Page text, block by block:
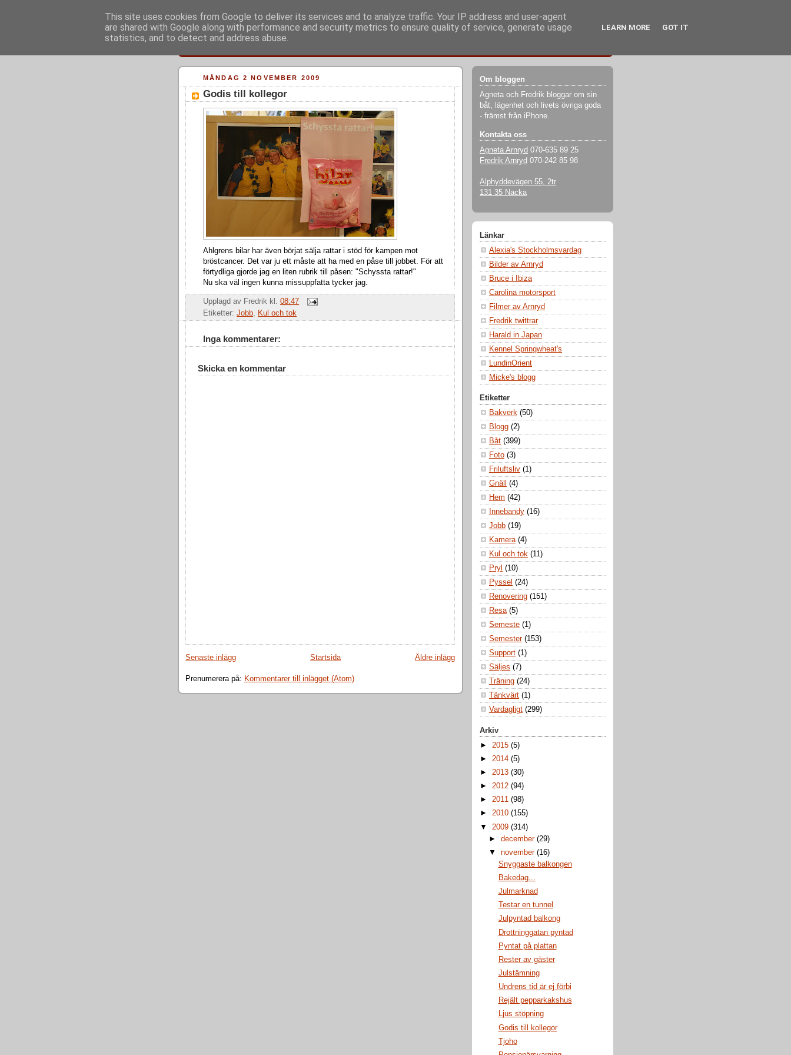
MÅNDAG 2 NOVEMBER 2009
Godis till kollegor
Ahlgrens bilar har även börjat sälja rattar i stöd för kampen mot
bröstcancer. Det var ju ett måste att ha med en påse till jobbet. För att
förtydliga gjorde jag en liten rubrik till påsen: "Schyssta rattar!"
Nu ska väl ingen kunna missuppfatta tycker jag.
Upplagd av Fredrik kl. 08:47
Etiketter: Jobb, Kul och tok
Inga kommentarer:
Skicka en kommentar
Senaste inlägg Äldre inlägg
Startsida
Prenumerera på: Kommentarer till inlägget (Atom)
Om bloggen
Agneta och Fredrik bloggar om sin
båt, lägenhet och livets övriga goda
- främst från iPhone.
Kontakta oss
Agneta Arnryd 070-635 89 25
Fredrik Arnryd 070-242 85 98
Alphyddevägen 55, 2tr
131 35 Nacka
Länkar
Alexia's Stockholmsvardag
Bilder av Arnryd
Bruce i Ibiza
Carolina motorsport
Filmer av Arnryd
Fredrik twittrar
Harald in Japan
Kennel Springwheat's
LundinOrient
Micke's blogg
Etiketter
Bakverk (50)
Blogg (2)
Båt (399)
Foto (3)
Friluftsliv (1)
Gnäll
(4)
Hem (42)
Innebandy (16)
Jobb (19)
Kamera (4)
Kul och tok (11)
Pryl (10)
Pyssel (24)
Renovering (151)
Resa (5)
Semeste (1)
Semester (153)
Support (1)
Säljes (7)
Träning (24)
Tänkvärt (1)
Vardagligt (299)
Arkiv
► 2015 (5)
► 2014 (5)
► 2013 (30)
► 2012 (94)
► 2011 (98)
► 2010 (155)
▼ 2009 (314)
►december(29)
▼november(16)
Snyggaste balkongen
Bakedag...
Julmarknad
Testar en tunnel
Julpyntad balkong
Drottninggatan pyntad
Pyntat på plattan
Rester av gäster
Julstämning
Undrens tid är ej förbi
Rejält pepparkakshus
Ljus stöpning
Godis till kollegor
Tjoho
This site uses cookies from Google to deliver its services and to analyze traffic. Your IP address and user-agent
are shared with Google along with performance and security metrics to ensure quality of service, generate usage
statistics, and to detect and address abuse.
LEARN MORE GOT IT